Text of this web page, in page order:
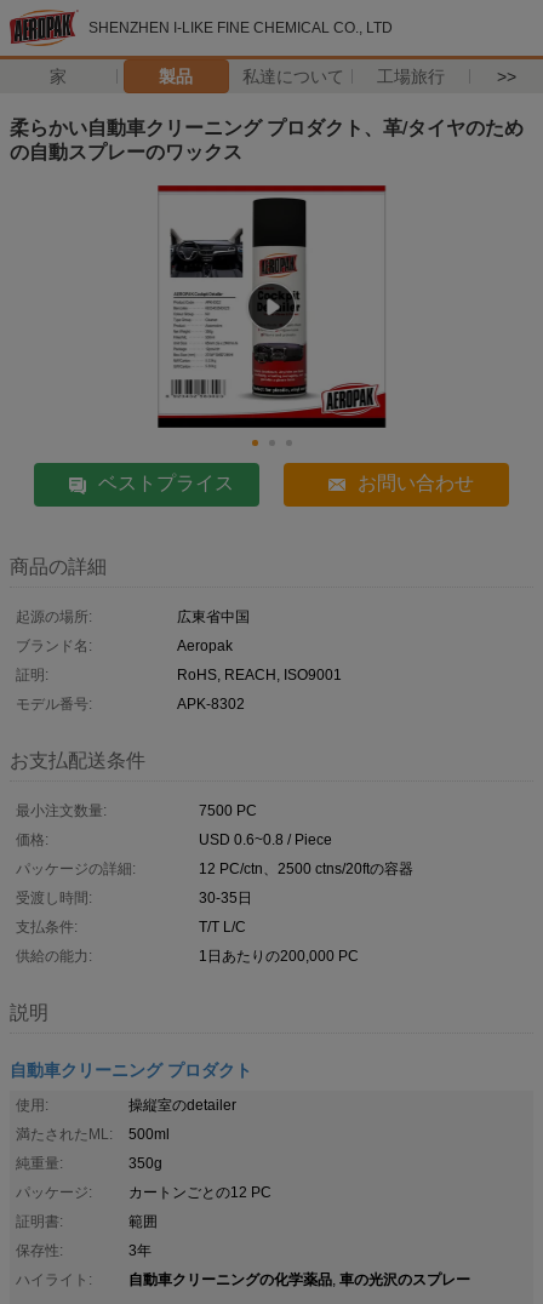
SHENZHEN I-LIKE FINE CHEMICAL CO., LTD
家 製品 私達について 工場旅行 >>
柔らかい自動車クリーニング プロダクト、革/タイヤのため
の自動スプレーのワックス
ベストプライス お問い合わせ
商品の詳細
起源の場所:
広東省中国
ブランド名:
Aeropak
証明:
RoHS, REACH, ISO9001
モデル番号:
APK-8302
お支払配送条件
最小注文数量:
7500 PC
価格:
USD 0.6~0.8 / Piece
パッケージの詳細:
12 PC/ctn、2500 ctns/20ftの容器
受渡し時間:
30-35日
支払条件:
T/T L/C
供給の能力:
1日あたりの200,000 PC
説明
自動車クリーニング プロダクト
使用:
操縦室のdetailer
満たされたML:
500ml
純重量:
350g
パッケージ:
カートンごとの12 PC
証明書:
範囲
保存性:
3年
ハイライト:
自動車クリーニングの化学薬品, 車の光沢のスプレー